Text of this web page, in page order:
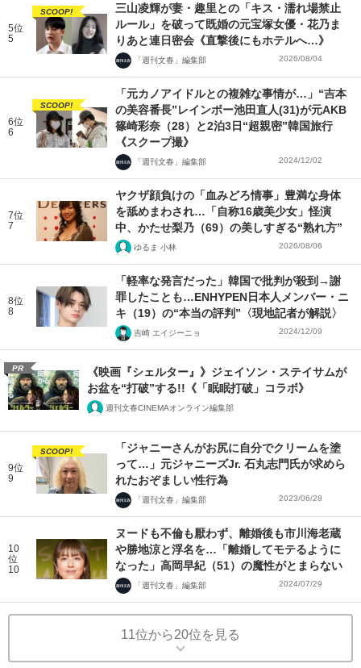
5位
5
SCOOP!
三山凌輝が妻・趣里との「キス・濡れ場禁止
ルール」を破って既婚の元宝塚女優・花乃ま
りあと連日密会《直撃後にもホテルへ…》
「週刊文春」編集部 2026/08/04
6位
6
SCOOP!
「元カノアイドルとの複雑な事情が…」“吉本
の美容番長”レインボー池田直人(31)が元AKB
篠崎彩奈（28）と2泊3日“超親密”韓国旅行
《スクープ撮》
「週刊文春」編集部 2024/12/02
7位
7
ヤクザ顔負けの「血みどろ情事」豊満な身体
を舐めまわされ…「自称16歳美少女」怪演
中、かたせ梨乃（69）の美しすぎる“熟れ方”
ゆるま 小林 2026/08/06
8位
8
「軽率な発言だった」韓国で批判が殺到→謝
罪したことも…ENHYPEN日本人メンバー・ニ
キ（19）の“本当の評判”〈現地記者が解説〉
吉崎 エイジーニョ 2024/12/09
PR
《映画『シェルター』》ジェイソン・ステイサムが
お盆を“打破”する!!《「眠眠打破」コラボ》
週刊文春CINEMAオンライン編集部
9位
9
SCOOP!
「ジャニーさんがお尻に自分でクリームを塗
って…」元ジャニーズJr. 石丸志門氏が求めら
れたおぞましい性行為
「週刊文春」編集部 2023/06/28
10
位
10
ヌードも不倫も厭わず、離婚後も市川海老蔵
や勝地涼と浮名を…「離婚してモテるように
なった」高岡早紀（51）の魔性がとまらない
「週刊文春」編集部 2024/07/29
11位から20位を見る